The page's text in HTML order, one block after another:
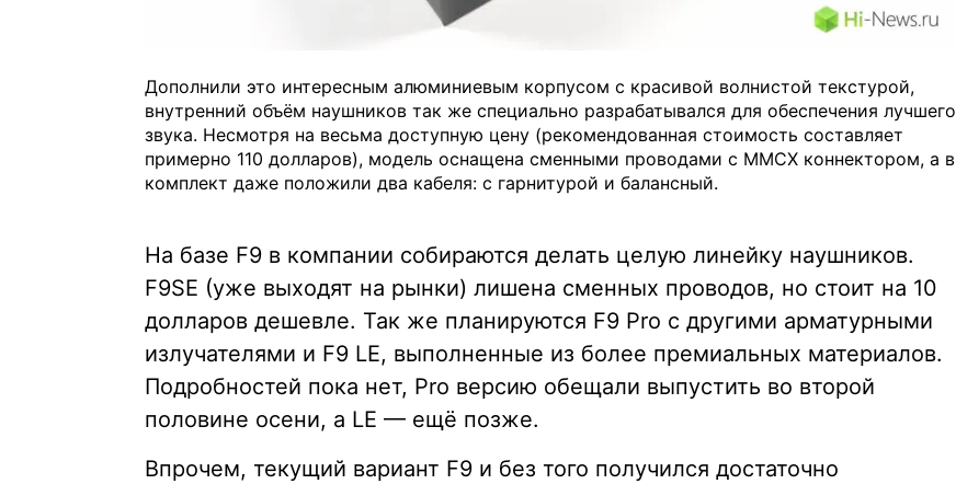
Дополнили это интересным алюминиевым корпусом с красивой волнистой текстурой,
внутренний объём наушников так же специально разрабатывался для обеспечения лучшего
звука. Несмотря на весьма доступную цену (рекомендованная стоимость составляет
примерно 110 долларов), модель оснащена сменными проводами с MMCX коннектором, а в
комплект даже положили два кабеля: с гарнитурой и балансный.
На базе F9 в компании собираются делать целую линейку наушников.
F9SE (уже выходят на рынки) лишена сменных проводов, но стоит на 10
долларов дешевле. Так же планируются F9 Pro с другими арматурными
излучателями и F9 LE, выполненные из более премиальных материалов.
Подробностей пока нет, Pro версию обещали выпустить во второй
половине осени, а LE — ещё позже.
Впрочем, текущий вариант F9 и без того получился достаточно